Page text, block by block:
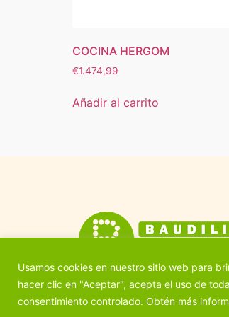
Usamos cookies en nuestro sitio web para
hacer clic en "Aceptar", acepta el uso de
consentimiento controlado. Obtén más
COCINA HERGOM
€1.474,99
Añadir al carrito